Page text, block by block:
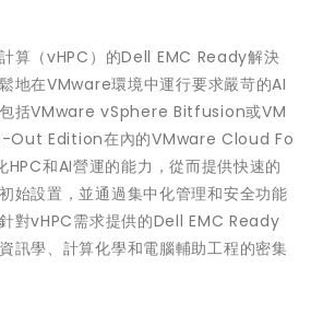
算（vHPC）的Dell EMC Ready解決
地在VMware環境中運行要求嚴苛的AI
包括VMware vSphere Bitfusion或VM
Edition在內的VMware Cloud Fo
和AI營運的能力，從而提供快速的
始設置，並通過集中化管理和安全功能
對vHPC需求提供的Dell EMC Ready
訊學、計算化學和電腦輔助工程的密集